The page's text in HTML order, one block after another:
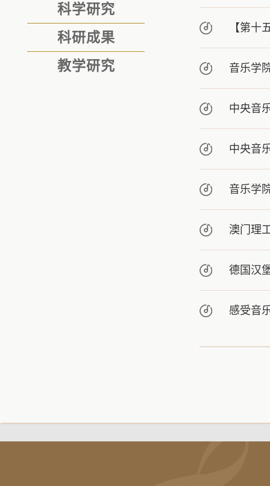
科学研究
科研成果
教学研究
【第
音乐学
中央音
中央音
音乐学
澳门理
德国汉
感受音